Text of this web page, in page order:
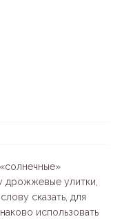
дрожжевые улитки,
сказать, для
использовать